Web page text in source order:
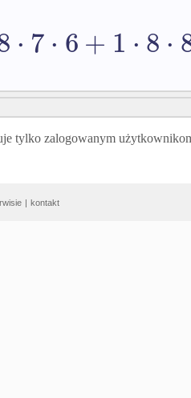
⋅ 7⋅ 6+ 1 ⋅8⋅
tylko zalogowanym
| kontakt